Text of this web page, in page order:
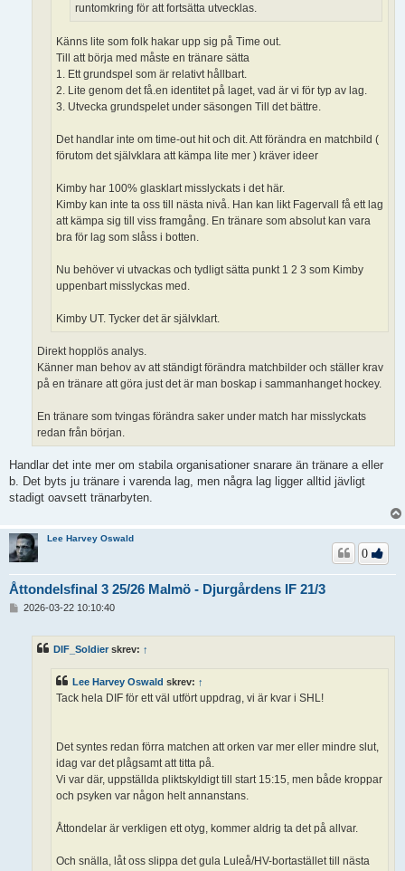
runtomkring för att fortsätta utvecklas.
Känns lite som folk hakar upp sig på Time out.
Till att börja med måste en tränare sätta
1. Ett grundspel som är relativt hållbart.
2. Lite genom det få.en identitet på laget, vad är vi för typ av lag.
3. Utvecka grundspelet under säsongen Till det bättre.
Det handlar inte om time-out hit och dit. Att förändra en matchbild (
förutom det självklara att kämpa lite mer ) kräver ideer
Kimby har 100% glasklart misslyckats i det här.
Kimby kan inte ta oss till nästa nivå. Han kan likt Fagervall få ett lag
att kämpa sig till viss framgång. En tränare som absolut kan vara
bra för lag som slåss i botten.
Nu behöver vi utvackas och tydligt sätta punkt 1 2 3 som Kimby
uppenbart misslyckas med.
Kimby UT. Tycker det är självklart.
Direkt hopplös analys.
Känner man behov av att ständigt förändra matchbilder och ställer krav
på en tränare att göra just det är man boskap i sammanhanget hockey.
En tränare som tvingas förändra saker under match har misslyckats
redan från början.
Handlar det inte mer om stabila organisationer snarare än tränare a eller
b. Det byts ju tränare i varenda lag, men några lag ligger alltid jävligt
stadigt oavsett tränarbyten.
Lee Harvey Oswald
Åttondelsfinal 3 25/26 Malmö - Djurgårdens IF 21/3
0
2026-03-22 10:10:40
DIF_Soldier skrev: ↑
Lee Harvey Oswald skrev: ↑
Tack hela DIF för ett väl utfört uppdrag, vi är kvar i SHL!
Det syntes redan förra matchen att orken var mer eller mindre slut,
idag var det plågsamt att titta på.
Vi var där, uppställda pliktskyldigt till start 15:15, men både kroppar
och psyken var någon helt annanstans.
Åttondelar är verkligen ett otyg, kommer aldrig ta det på allvar.
Och snälla, låt oss slippa det gula Luleå/HV-bortastället till nästa